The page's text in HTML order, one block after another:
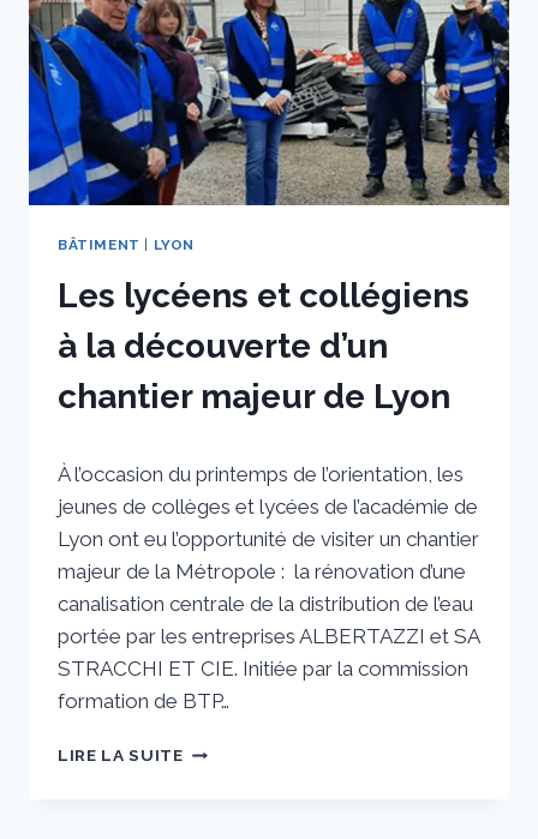
POURRA
DÉBUTER
FIN
JUIN »
BÂTIMENT LYON
Les lycéens et collégiens
à la découverte d’un
chantier majeur de Lyon
sstradiotto
À l’occasion du printemps de l’orientation, les
jeunes de collèges et lycées de l’académie de
Lyon ont eu l’opportunité de visiter un chantier
majeur de la Métropole : la rénovation d’une
canalisation centrale de la distribution de l’eau
portée par les entreprises ALBERTAZZI et SA
STRACCHI ET CIE. Initiée par la commission
formation de BTP…
LIRE LA SUITELES